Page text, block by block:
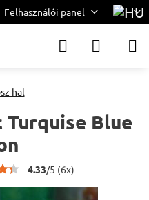
Felhasználói panel
hal
Turquise Blue
4.33/5 (6x)